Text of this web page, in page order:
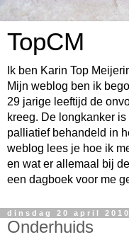
TopCM
Ik ben Karin Top
Mijn weblog ben ik
29 jarige leeftijd de
kreeg. De longkanker
palliatief behandeld in
weblog lees je hoe ik
en wat er allemaal bij
een dagboek voor me
dinsdag 20 april 2010
Onderhuids